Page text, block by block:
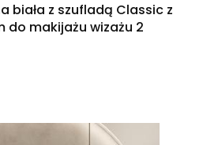
biała z szufladą Classic z
do makijażu wizażu 2